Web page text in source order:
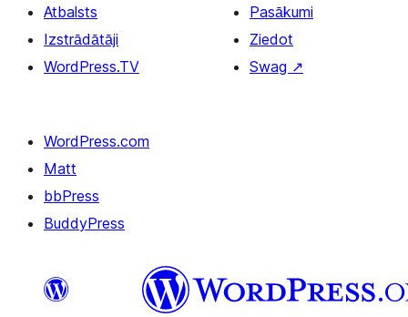
Atbalsts
Izstrādātāji
WordPress.TV
Pasākumi
Ziedot
Swag ↗
WordPress.com
Matt
bbPress
BuddyPress